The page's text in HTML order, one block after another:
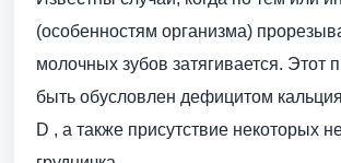
(особенностям организма)
молочных зубов затягивается. Этот
быть обусловлен дефицитом
D , а также присутствие некоторых